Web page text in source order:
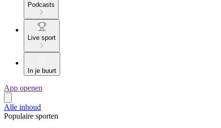
Podcasts
Live sport
In je buurt
App openen
Alle inhoud
Populaire sporten